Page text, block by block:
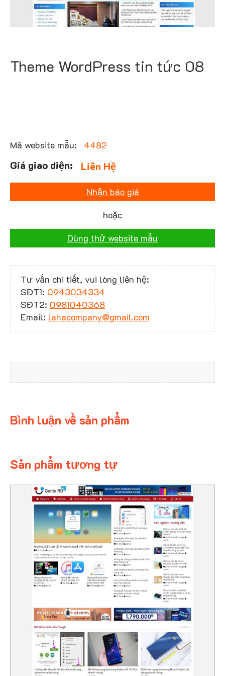
Theme WordPress tin tức 08
Mã website mẫu: 4482
Liên Hệ
Nhận báo giá
hoặc
Dùng thử website mẫu
Tư vấn chi tiết, vui lòng liên hệ:
SĐT1: 0943034334
SĐT2: 0981040368
Email: lahacompany@gmail.com
Bình luận về sản phẩm
Sản phẩm tương tự
4349
CHI TIẾT